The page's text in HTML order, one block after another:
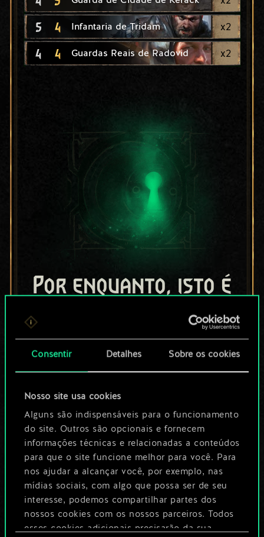
Consentir Detalhes Sobre os cookies
Nosso site usa cookies
Alguns são indispensáveis para o funcionamento
do site. Outros são opcionais e fornecem
informações técnicas e relacionadas a conteúdos
para que o site funcione melhor para você. Para
nos ajudar a alcançar você, por exemplo, nas
mídias sociais, com algo que possa ser de seu
interesse, podemos compartilhar partes dos
nossos cookies com os nossos parceiros. Todos
esses cookies adicionais precisarão da sua
5 4 Infantaria de Tridam x2
4 4 Guardas Reais de Radovid x2
Por enquanto, isto é
apenas um conjunto
de cartas
compartilhado.
No entanto, dá para
ser muito mais!
Dê um nome para este baralho e crie
um guia
Editar baralho